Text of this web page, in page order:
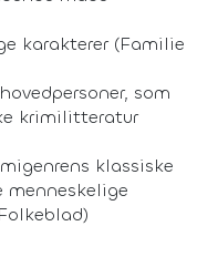
karakterer (Familie
som
krimilitteratur
klassiske
menneskelige